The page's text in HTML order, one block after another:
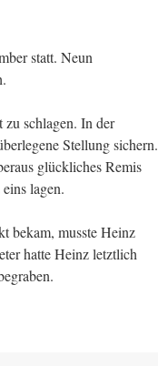
statt. Neun
schlagen. In der
Stellung sichern.
glückliches Remis
lagen.
bekam, musste Heinz
hatte Heinz letztlich